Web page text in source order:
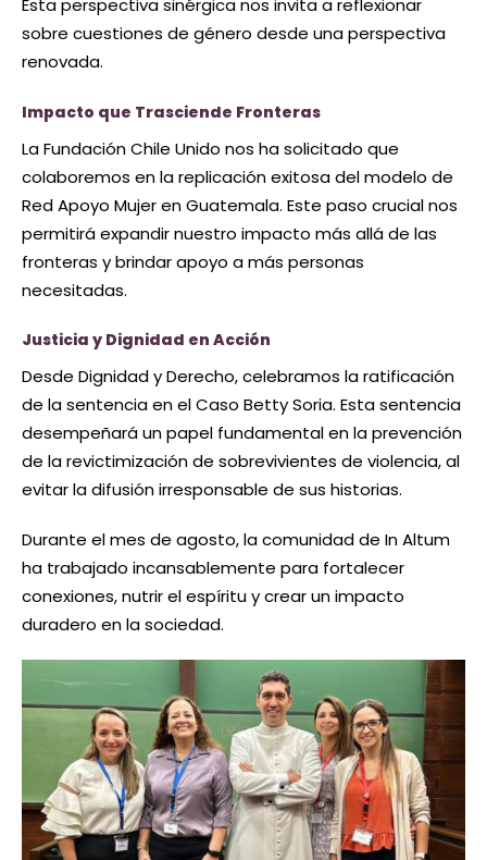
Esta perspectiva sinérgica nos invita a reflexionar
sobre cuestiones de género desde una perspectiva
renovada.
Impacto que Trasciende Fronteras
La Fundación Chile Unido nos ha solicitado que
colaboremos en la replicación exitosa del modelo de
Red Apoyo Mujer en Guatemala. Este paso crucial nos
permitirá expandir nuestro impacto más allá de las
fronteras y brindar apoyo a más personas
necesitadas.
Justicia y Dignidad en Acción
Desde Dignidad y Derecho, celebramos la ratificación
de la sentencia en el Caso Betty Soria. Esta sentencia
desempeñará un papel fundamental en la prevención
de la revictimización de sobrevivientes de violencia, al
evitar la difusión irresponsable de sus historias.
Durante el mes de agosto, la comunidad de In Altum
ha trabajado incansablemente para fortalecer
conexiones, nutrir el espíritu y crear un impacto
duradero en la sociedad.